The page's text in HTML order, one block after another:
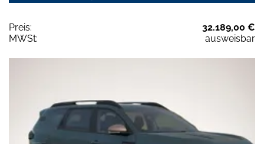
Preis:
32.189,00 €
MWSt:
ausweisbar